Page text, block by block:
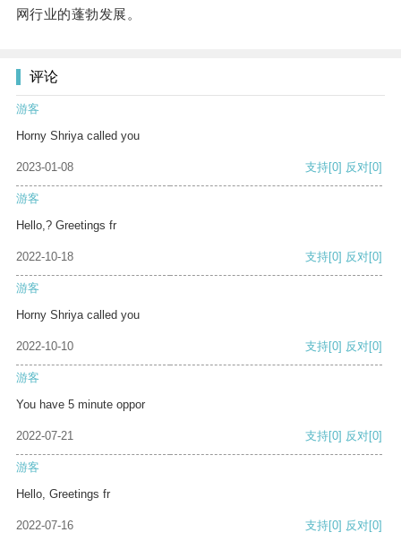
网行业的蓬勃发展。
评论
游客
Horny Shriya called you
2023-01-08 支持[0] 反对[0]
游客
Hello,? Greetings fr
2022-10-18 支持[0] 反对[0]
游客
Horny Shriya called you
2022-10-10 支持[0] 反对[0]
游客
You have 5 minute oppor
2022-07-21 支持[0] 反对[0]
游客
Hello, Greetings fr
2022-07-16 支持[0] 反对[0]